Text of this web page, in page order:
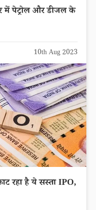
पेट्रोल और डीजल के
10th Aug 2023
रहा है ये सस्ता IPO,